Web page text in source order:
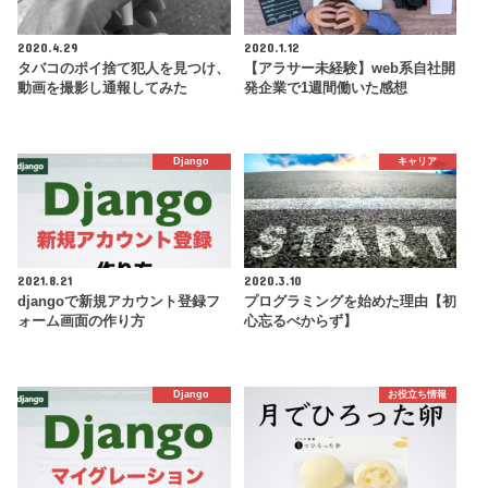
2020.4.29
タバコのポイ捨て犯人を見つけ、
動画を撮影し通報してみた
2020.1.12
【アラサー未経験】web系自社開
発企業で1週間働いた感想
Django
2021.8.21
djangoで新規アカウント登録フ
ォーム画面の作り方
キャリア
2020.3.10
プログラミングを始めた理由【初
心忘るべからず】
Django お役立ち情報